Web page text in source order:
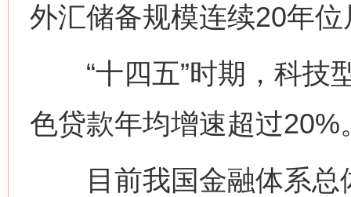
外汇储备规模连续20年
“十四五”时期，科技
色贷款年均增速超过20%
目前我国金融体系总